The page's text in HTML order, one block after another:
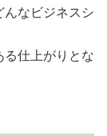
なビジネスシ
仕上がりとな